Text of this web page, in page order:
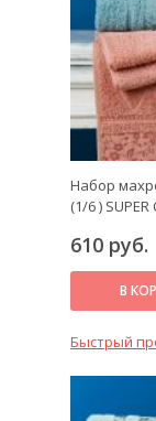
Набор
(1/6 ) SUPER
610 руб.
В
Быстрый